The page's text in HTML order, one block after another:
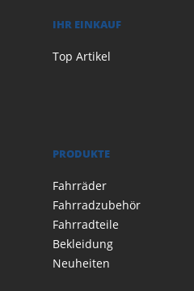
IHR EINKAUF
Top Artikel
PRODUKTE
Fahrräder
Fahrradzubehör
Fahrradteile
Bekleidung
Neuheiten